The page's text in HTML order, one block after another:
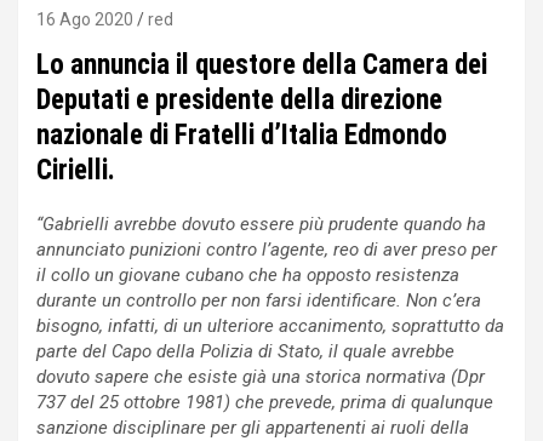
16 Ago 2020 red
Lo annuncia il questore della Camera dei
Deputati e presidente della direzione
nazionale di Fratelli d’Italia Edmondo
Cirielli.
“Gabrielli avrebbe dovuto essere più prudente quando ha
annunciato punizioni contro l’agente, reo di aver preso per
il collo un giovane cubano che ha opposto resistenza
durante un controllo per non farsi identificare. Non c’era
bisogno, infatti, di un ulteriore accanimento, soprattutto da
parte del Capo della Polizia di Stato, il quale avrebbe
dovuto sapere che esiste già una storica normativa (Dpr
737 del 25 ottobre 1981) che prevede, prima di qualunque
sanzione disciplinare per gli appartenenti ai ruoli della